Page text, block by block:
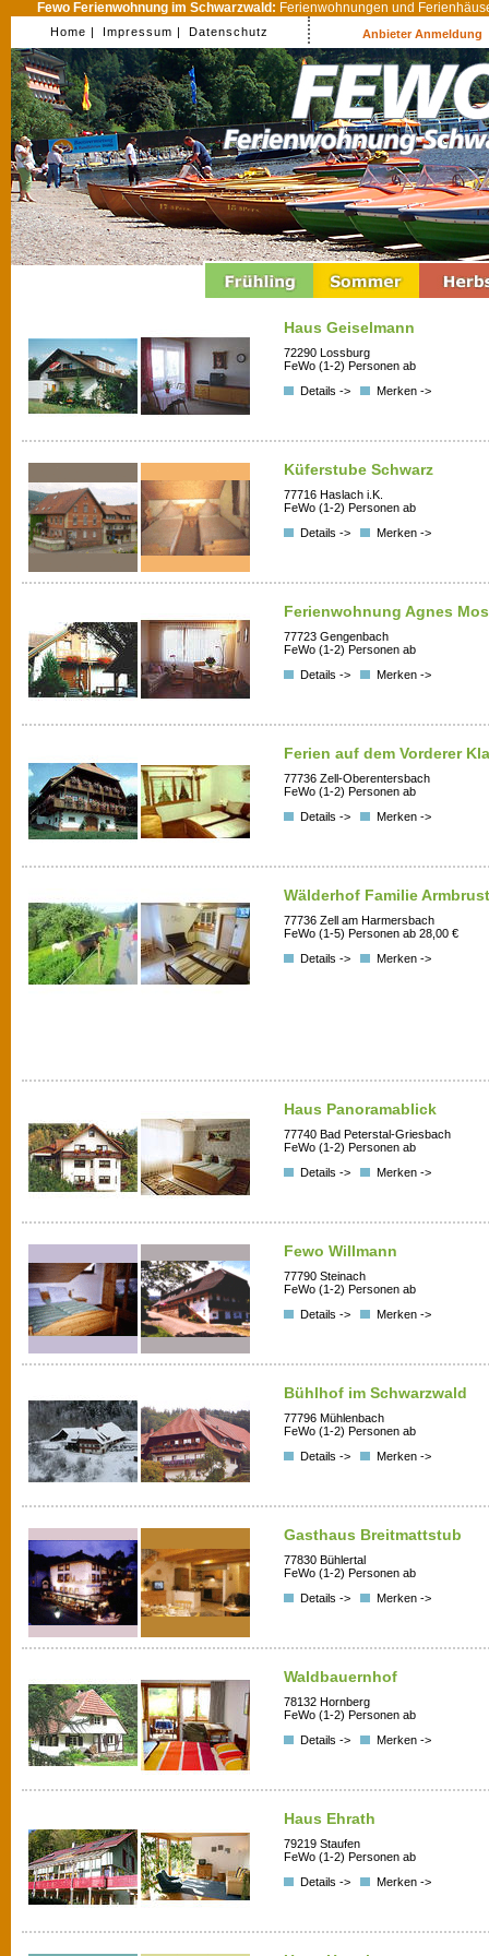
Fewo Ferienwohnung im Schwarzwald: Ferienwohnungen und
Home | Impressum | Datenschutz Anbieter Anmeldung
Haus Geiselmann
72290 Lossburg
FeWo (1-2) Personen ab
Details ->
Merken ->
Küferstube Schwarz
77716 Haslach i.K.
FeWo (1-2) Personen ab
Details ->
Merken ->
Ferienwohnung Agnes
77723 Gengenbach
FeWo (1-2) Personen ab
Details ->
Merken ->
Ferien auf dem Vorderer
77736 Zell-Oberentersbach
FeWo (1-2) Personen ab
Details ->
Merken ->
Wälderhof Familie
77736 Zell am Harmersbach
FeWo (1-5) Personen ab 28,00 €
Details ->
Merken ->
Haus Panoramablick
77740 Bad Peterstal-Griesbach
FeWo (1-2) Personen ab
Details ->
Merken ->
Fewo Willmann
77790 Steinach
FeWo (1-2) Personen ab
Details ->
Merken ->
Bühlhof im Schwarzwald
77796 Mühlenbach
FeWo (1-2) Personen ab
Details ->
Merken ->
Gasthaus Breitmattstub
77830 Bühlertal
FeWo (1-2) Personen ab
Details ->
Merken ->
Waldbauernhof
78132 Hornberg
FeWo (1-2) Personen ab
Details ->
Merken ->
Haus Ehrath
79219 Staufen
FeWo (1-2) Personen ab
Details ->
Merken ->